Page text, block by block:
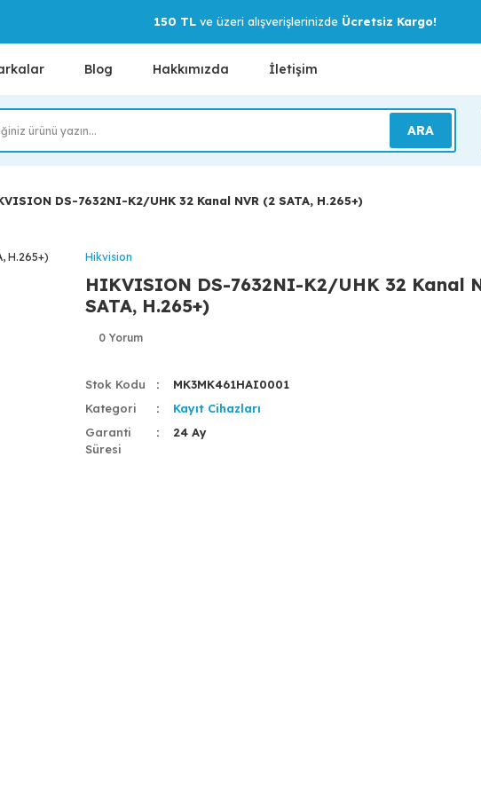
150 TLve üzeri alışverişlerinizde Ücretsiz Kargo!
Blog Hakkımızda İletişim
ARA
DS-7632NI-K2/UHK 32 Kanal NVR (2 SATA, H.265+)
Hikvision
HIKVISION DS-7632NI-K2/UHK 32 Kanal
SATA, H.265+)
0 Yorum
Stok Kodu
MK3MK461HAI0001
Kategori
Kayıt Cihazları
Garanti
Süresi
24 Ay